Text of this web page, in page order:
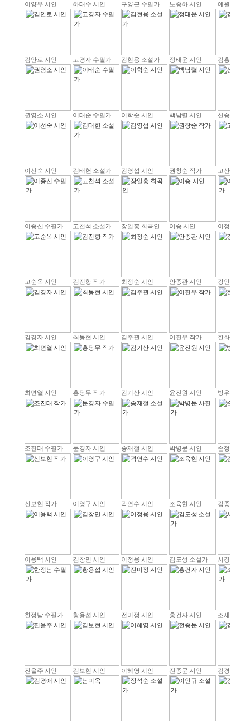
이양우 시인 하태수 시인 구양근 수필가 노중하 시인 예
김안로 시인 고경자 수필가 김현용 소설가 정태운 시인 김
권영소 시인 이태순 수필가 이학순 시인 백남렬 시인 신
이선숙 시인 김태헌 소설가 김영섭 시인 권창순 작가 고
이종신 수필가 고천석 소설가 장일홍 희곡인 이승 시인 이
고순옥 시인 김진항 작가 최정순 시인 안종관 시인 강
김경자 시인 최동현 시인 김주관 시인 이진우 작가 한
최면열 시인 홍당무 작가 김기산 시인 윤진원 시인 방
조진태 수필가 문경자 시인 송재철 시인 박병문 시인 손
신보현 작가 이영구 시인 곽연수 시인 조육현 시인 김
이용택 시인 김창민 시인 이정용 시인 김도성 소설가 서
한정남 수필가 황용섭 시인 전미정 시인 홍건자 시인 조
진을주 시인 김보현 시인 이혜영 시인 전종문 시인 김